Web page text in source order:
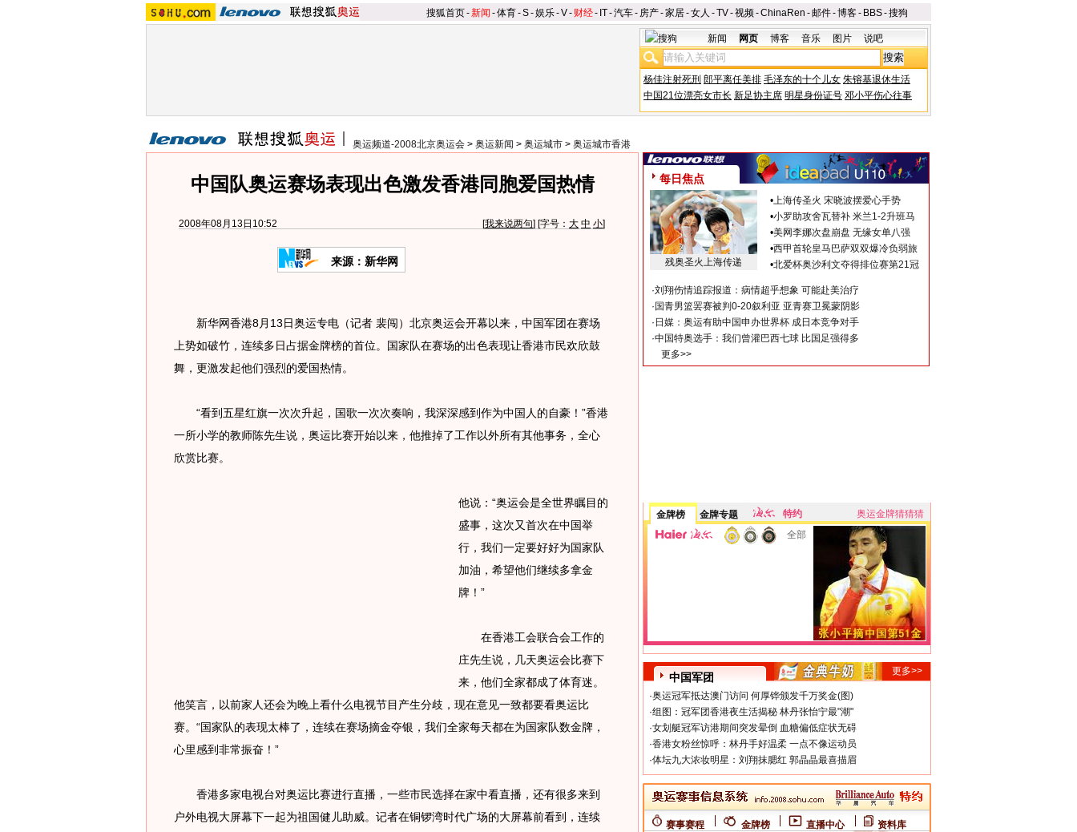
搜狐首页-新闻 -体育-S-娱乐-V- 财经- IT-汽车- 房产-家居-女人 -TV-视频-ChinaRen -邮件-博客- BBS-搜狗
新闻 网页 博客 音乐 图片 说吧
杨佳注射死刑 郎平离任美排 毛泽东的十个儿女 朱镕基退休生活
中国21位漂亮女市长 新足协主席 明星身份证号 邓小平伤心往事
奥运频道-2008北京奥运会 > 奥运新闻 > 奥运城市 > 奥运城市香港
中国队奥运赛场表现出色激发香港同胞爱国热情
2008年08月13日10:52 [我来说两句] [字号： 大 中 小]
来源：新华网
新华网香港8月13日奥运专电（记者 裴闯）北京奥运会开幕以来，中国军团在赛场
上势如破竹，连续多日占据金牌榜的首位。国家队在赛场的出色表现让香港市民欢欣鼓
舞，更激发起他们强烈的爱国热情。
“看到五星红旗一次次升起，国歌一次次奏响，我深深感到作为中国人的自豪！”香港
一所小学的教师陈先生说，奥运比赛开始以来，他推掉了工作以外所有其他事务，全心
欣赏比赛。
他说：“奥运会是全世界瞩目的
盛事，这次又首次在中国举
行，我们一定要好好为国家队
加油，希望他们继续多拿金
牌！”
在香港工会联合会工作的
庄先生说，几天奥运会比赛下
来，他们全家都成了体育迷。
他笑言，以前家人还会为晚上看什么电视节目产生分歧，现在意见一致都要看奥运比
赛。“国家队的表现太棒了，连续在赛场摘金夺银，我们全家每天都在为国家队数金牌，
心里感到非常振奋！”
香港多家电视台对奥运比赛进行直播，一些市民选择在家中看直播，还有很多来到
户外电视大屏幕下一起为祖国健儿助威。记者在铜锣湾时代广场的大屏幕前看到，连续
每日焦点
残奥圣火上海传递
•上海传圣火 宋晓波摆爱心手势
•小罗助攻舍瓦替补 米兰1-2升班马
•美网李娜次盘崩盘 无缘女单八强
•西甲首轮皇马巴萨双双爆冷负弱旅
•北爱杯奥沙利文夺得排位赛第21冠
·刘翔伤情追踪报道：病情超乎想象 可能赴美治疗
· 国青男篮罢赛被判0-20叙利亚 亚青赛卫冕蒙阴影
· 日媒：奥运有助中国申办世界杯 成日本竞争对手
·中国特奥选手：我们曾灌巴西七球 比国足强得多
更多>>
金牌榜 金牌专题 特约
奥运金牌猜猜猜
全部
中国军团
更多>>
·奥运冠军抵达澳门访问 何厚铧颁发千万奖金(图)
·组图：冠军团香港夜生活揭秘 林丹张怡宁最"潮"
·女划艇冠军访港期间突发晕倒 血糖偏低症状无碍
·香港女粉丝惊呼：林丹手好温柔 一点不像运动员
·体坛九大浓妆明星：刘翔抹腮红 郭晶晶最喜描眉
赛事赛程 金牌榜 直播中心 资料库